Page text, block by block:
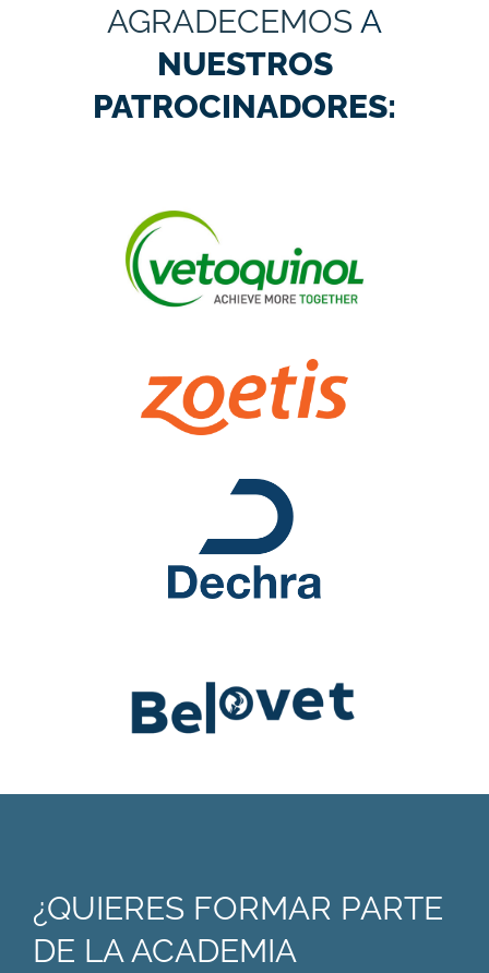
AGRADECEMOS A
NUESTROS
PATROCINADORES:
¿QUIERES FORMAR PARTE
DE LA ACADEMIA